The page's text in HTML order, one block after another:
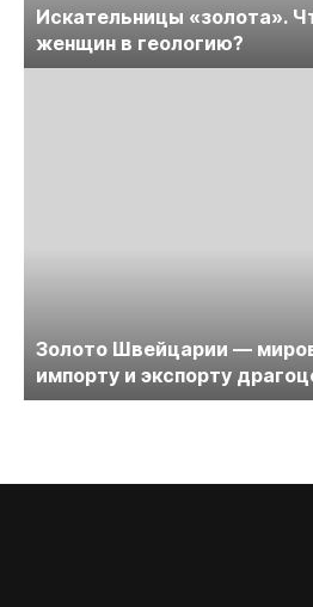
Искательницы «золота».
женщин в геологию?
Золото Швейцарии —
импорту и экспорту